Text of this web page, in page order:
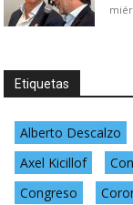
Etiquetas
Alberto Descalzo
Axel Kicillof
Congreso